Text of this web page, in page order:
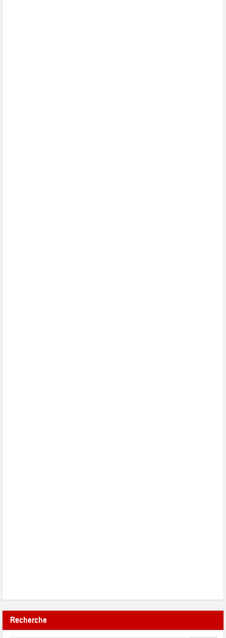
Recherche